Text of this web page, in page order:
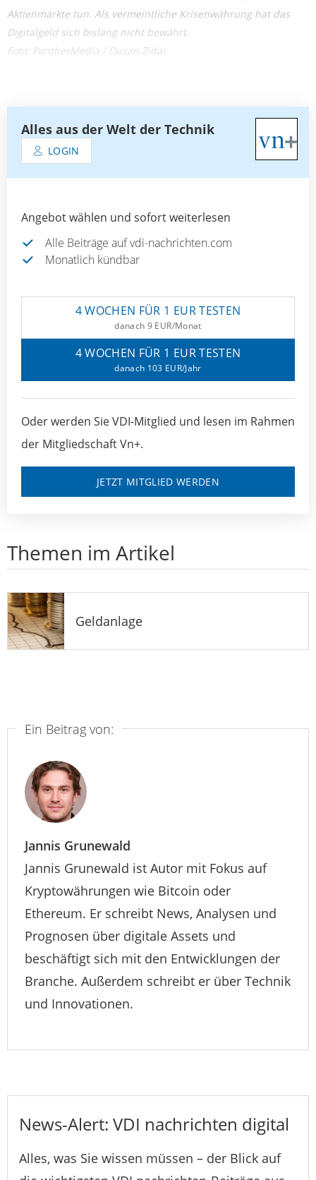
Aktienmärkte tun. Als vermeintliche Krisenwährung hat das
Digitalgeld sich bislang nicht bewährt.
Foto: PantherMedia / Dusan Zidar
Alles aus der Welt der Technik
LOGIN
Angebot wählen und sofort weiterlesen
Alle Beiträge auf vdi-nachrichten.com
Monatlich kündbar
4 WOCHEN FÜR 1 EUR TESTEN
danach 9 EUR/Monat
4 WOCHEN FÜR 1 EUR TESTEN
danach 103 EUR/Jahr
Oder werden Sie VDI-Mitglied und lesen im Rahmen
der Mitgliedschaft Vn+.
JETZT MITGLIED WERDEN
Themen im Artikel
Geldanlage
Ein Beitrag von:
Jannis Grunewald
Jannis Grunewald ist Autor mit Fokus auf
Kryptowährungen wie Bitcoin oder
Ethereum. Er schreibt News, Analysen und
Prognosen über digitale Assets und
beschäftigt sich mit den Entwicklungen der
Branche. Außerdem schreibt er über Technik
und Innovationen.
News-Alert: VDI nachrichten digital
Alles, was Sie wissen müssen – der Blick auf